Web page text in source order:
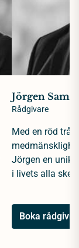
Jörgen
Rådgivare
Med en röd
Jörgen en unik
i livets alla
Boka